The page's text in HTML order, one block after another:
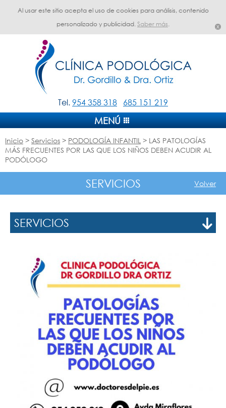
Al usar este sitio acepta el uso de cookies para análisis, contenido
personalizado y publicidad.Saber más.
Tel.954 358 318 685 151 219
MENÚ
Inicio > Servicios > PODOLOGÍA INFANTIL > LAS PATOLOGÍAS
MÁS FRECUENTES POR LAS QUE LOS NIÑOS DEBEN ACUDIR AL
PODÓLOGO
SERVICIOS Volver
SERVICIOS